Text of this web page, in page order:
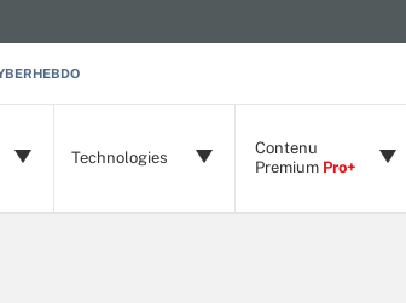
Technologies
Contenu
Premium Pro+